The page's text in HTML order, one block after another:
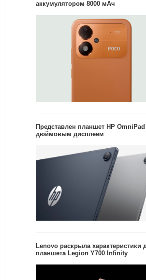
аккумулятором 8000 мАч
Представлен планшет HP OmniPad
дюймовым дисплеем
Lenovo раскрыла характеристики
планшета Legion Y700 Infinity